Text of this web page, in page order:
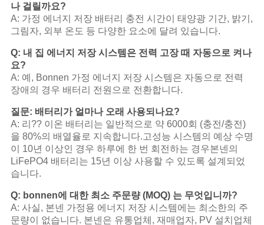
나 걸릴까요?
A: 가정 에너지 저장 배터리 충전 시간이 태양광 기간, 밝기,
그림자, 외부 온도 등 다양한 요소에 달려 있습니다.
Q: 내 집 에너지 저장 시스템은 전력 고장 때 자동으로 켜나
요?
A: 예, Bonnen 가정 에너지 저장 시스템은 자동으로 전력
장애의 경우 배터리 전원으로 전환합니다.
질문: 배터리가 얼마나 오래 사용되나요?
A: 리?? 이온 배터리는 일반적으로 약 6000회 (충전/충전)
을 80%의 배열율로 지속합니다.고성능 시스템의 예상 수명
이 10년 이상인 경우 하루에 한 번 회전하는 경우본넨의
LiFePO4 배터리는 15년 이상 사용할 수 있도록 설계되었
습니다.
Q: bonnen에 대한 최소 주문량 (MOQ) 는 무엇입니까?
A: 사실, 본넨 가정용 에너지 저장 시스템에는 최소한의 주
문량이 없습니다. 본넨은 유통업체, 재매업자, PV 설치업체